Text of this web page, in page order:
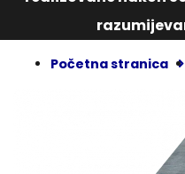
Početna stranica